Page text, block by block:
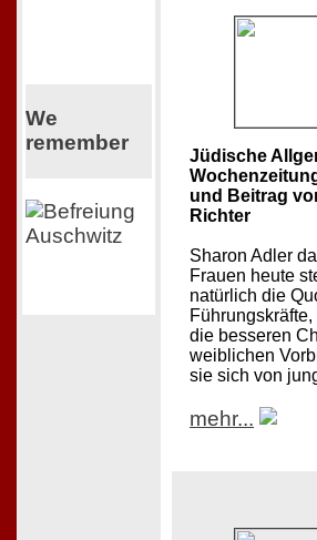
We
remember
Jüdische
und Beitrag
Richter
Sharon Adler
Frauen heute
natürlich die
die besseren
weiblichen
sie sich von
mehr...